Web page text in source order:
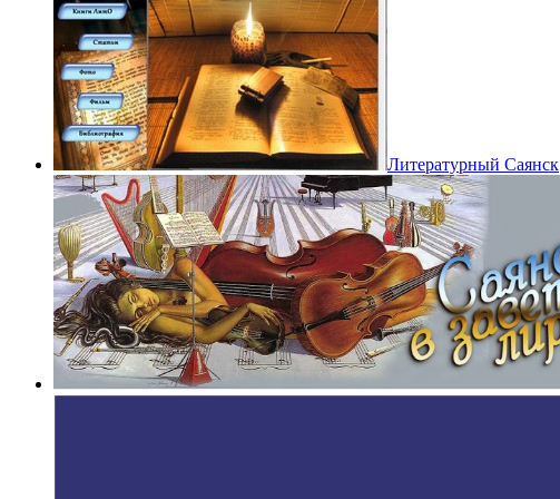
Литературный Саянск